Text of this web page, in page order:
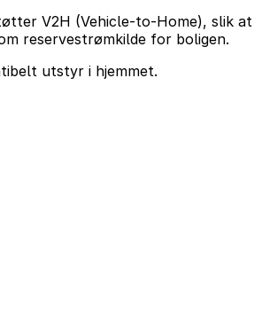
V2H (Vehicle-to-Home), slik at
reservestrømkilde for boligen.
utstyr i hjemmet.